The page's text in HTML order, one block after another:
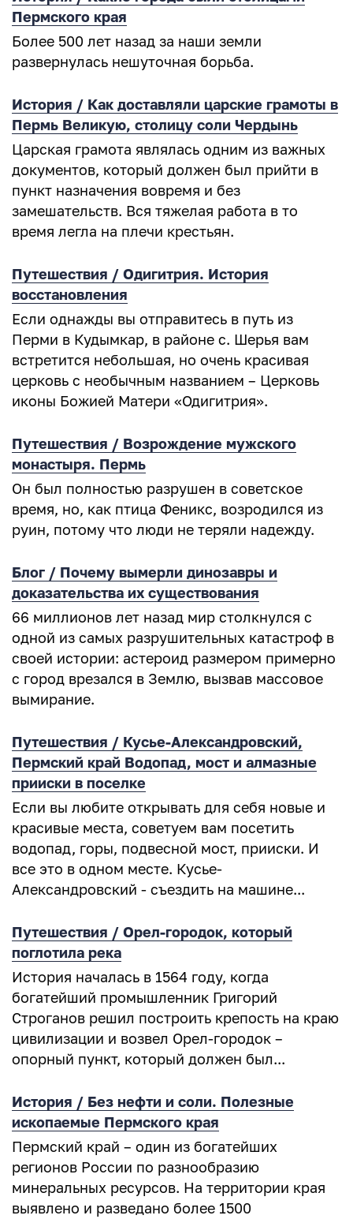
Пермского края
Более 500 лет назад за наши земли
развернулась нешуточная борьба.
История / Как доставляли царские грамоты в
Пермь Великую, столицу соли Чердынь
Царская грамота являлась одним из важных
документов, который должен был прийти в
пункт назначения вовремя и без
замешательств. Вся тяжелая работа в то
время легла на плечи крестьян.
Путешествия / Одигитрия. История
восстановления
Если однажды вы отправитесь в путь из
Перми в Кудымкар, в районе с. Шерья вам
встретится небольшая, но очень красивая
церковь с необычным названием – Церковь
иконы Божией Матери «Одигитрия».
Путешествия / Возрождение мужского
монастыря. Пермь
Он был полностью разрушен в советское
время, но, как птица Феникс, возродился из
руин, потому что люди не теряли надежду.
Блог / Почему вымерли динозавры и
доказательства их существования
66 миллионов лет назад мир столкнулся с
одной из самых разрушительных катастроф в
своей истории: астероид размером примерно
с город врезался в Землю, вызвав массовое
вымирание.
Путешествия / Кусье-Александровский,
Пермский край Водопад, мост и алмазные
прииски в поселке
Если вы любите открывать для себя новые и
красивые места, советуем вам посетить
водопад, горы, подвесной мост, прииски. И
все это в одном месте. Кусье-
Александровский - съездить на машине...
Путешествия / Орел-городок, который
поглотила река
История началась в 1564 году, когда
богатейший промышленник Григорий
Строганов решил построить крепость на краю
цивилизации и возвел Орел-городок –
опорный пункт, который должен был...
История / Без нефти и соли. Полезные
ископаемые Пермского края
Пермский край – один из богатейших
регионов России по разнообразию
минеральных ресурсов. На территории края
выявлено и разведано более 1500